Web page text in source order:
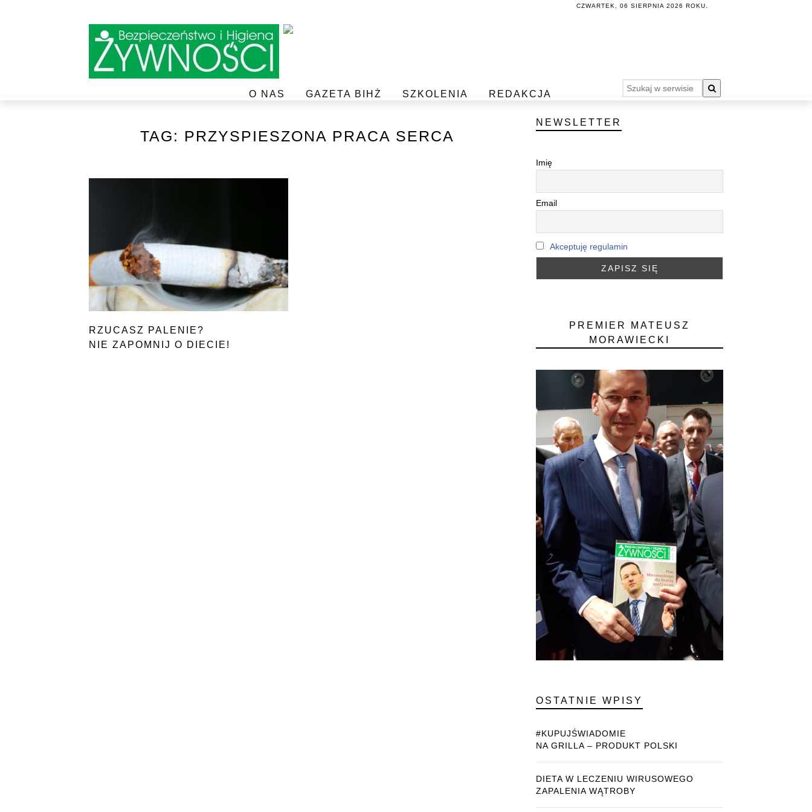
CZWARTEK, 06 SIERPNIA 2026 ROKU.
O NAS GAZETA BIHŻ SZKOLENIA REDAKCJA
TAG: PRZYSPIESZONA PRACA SERCA
RZUCASZ PALENIE?
NIE ZAPOMNIJ O DIECIE!
NEWSLETTER
Imię
Email
Akceptuję regulamin
PREMIER MATEUSZ
MORAWIECKI
OSTATNIE WPISY
#KUPUJŚWIADOMIE
NA GRILLA – PRODUKT POLSKI
DIETA W LECZENIU WIRUSOWEGO
ZAPALENIA WĄTROBY